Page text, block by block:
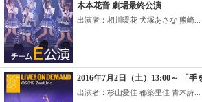
木本花音 劇場最終公演
出演者：相川暖花 犬塚あさな 熊崎...
2016年7月2日（土）13:00～ 「
出演者：杉山愛佳 都築里佳 青木詩...